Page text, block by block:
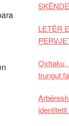
LETËR
Oxhaku,
trungut